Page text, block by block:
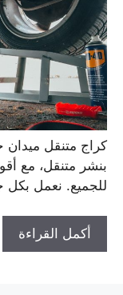
كراج متنقل ميدان
بنشر متنقل، مع
للجميع. نعمل بكل
أكمل القراءة